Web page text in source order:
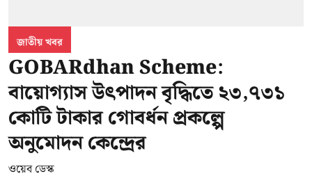
জাতীয় খবর
GOBARdhan Scheme:
বায়োগ্যাস উৎপাদন বৃদ্ধিতে ২৩,৭৩১
কোটি টাকার গোবর্ধন প্রকল্পে
অনুমোদন কেন্দ্রের
ওয়েব ডেস্ক